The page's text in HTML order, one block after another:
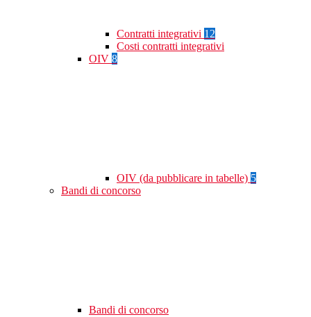
Contratti integrativi 12
Costi contratti integrativi
OIV 8
OIV (da pubblicare in tabelle) 5
Bandi di concorso
Bandi di concorso